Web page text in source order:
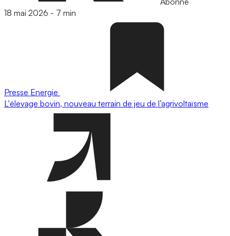
18 mai 2026 - 7 min
Presse Energie
L'élevage bovin, nouveau terrain de jeu de l’agrivoltaïsme